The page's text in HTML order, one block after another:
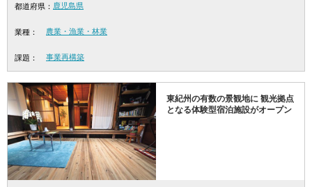
都道府県： 鹿児島県
業種： 農業・漁業・林業
課題： 事業再構築
東紀州の有数の景観地に 観光拠点
となる体験型宿泊施設がオープン